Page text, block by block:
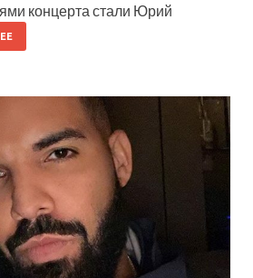
концерта стали Юрий